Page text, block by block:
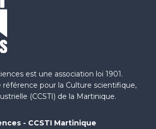
est une association loi 1901.
référence pour la Culture scientifique,
(CCSTI) de la Martinique.
- CCSTI Martinique